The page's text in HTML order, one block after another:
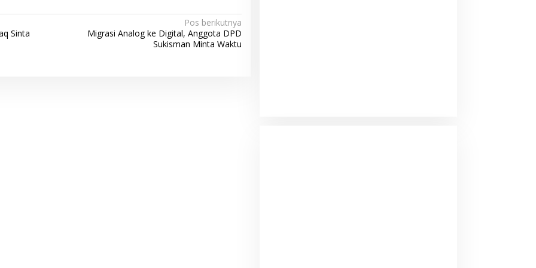
Sinta
Pos berikutnya
Migrasi Analog ke Digital, Anggota DPD
Sukisman Minta Waktu